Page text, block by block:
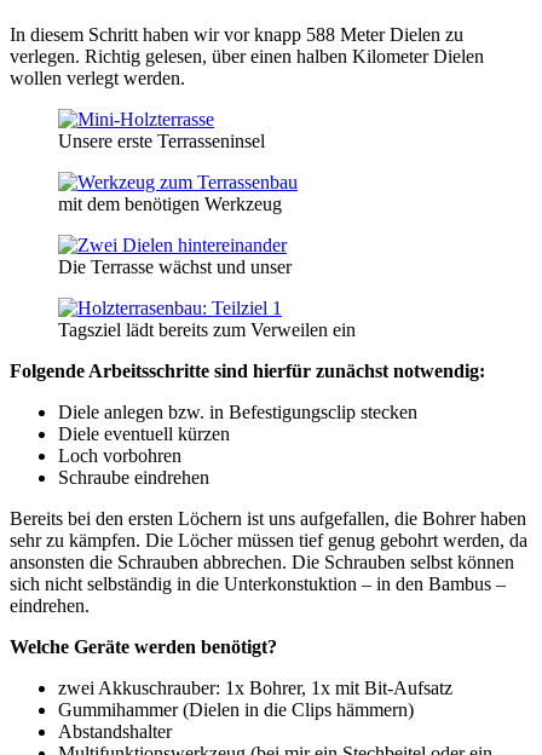
In diesem Schritt haben wir vor knapp 588 Meter Dielen zu
verlegen. Richtig gelesen, über einen halben Kilometer Dielen
wollen verlegt werden.
Unsere erste Terrasseninsel
mit dem benötigen Werkzeug
Die Terrasse wächst und unser
Tagsziel lädt bereits zum Verweilen ein
Folgende Arbeitsschritte sind hierfür zunächst notwendig:
Diele anlegen bzw. in Befestigungsclip stecken
Diele eventuell kürzen
Loch vorbohren
Schraube eindrehen
Bereits bei den ersten Löchern ist uns aufgefallen, die Bohrer haben
sehr zu kämpfen. Die Löcher müssen tief genug gebohrt werden, da
ansonsten die Schrauben abbrechen. Die Schrauben selbst können
sich nicht selbständig in die Unterkonstuktion – in den Bambus –
eindrehen.
Welche Geräte werden benötigt?
zwei Akkuschrauber: 1x Bohrer, 1x mit Bit-Aufsatz
Gummihammer (Dielen in die Clips hämmern)
Abstandshalter